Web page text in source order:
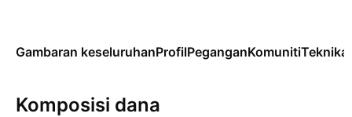
Gambaran keseluruhanProfilPeganganKomunitiTeknikal
Komposisi dana